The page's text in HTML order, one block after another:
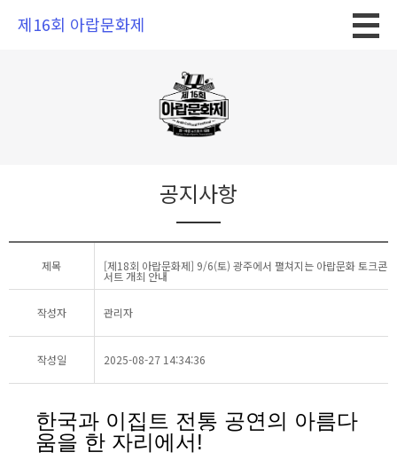
제16회 아랍문화제
공지사항
제목 [제18회 아랍문화제] 9/6(토) 광주에서 펼쳐지는 아랍문화 토크콘
서트 개최 안내
작성자 관리자
작성일 2025-08-27 14:34:36
한국과 이집트 전통 공연의 아름다
움을 한 자리에서!